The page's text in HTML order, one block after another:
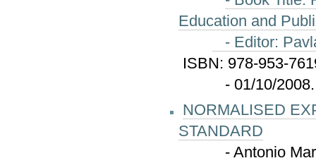
Education and
- Editor:
ISBN: 978-953-
- 01/10/2008.
NORMALISED
STANDARD
- Antonio